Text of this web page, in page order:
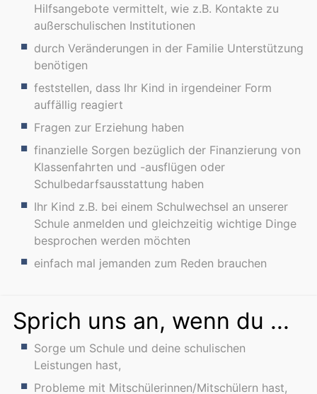
Hilfsangebote vermittelt, wie z.B. Kontakte zu
außerschulischen Institutionen
durch Veränderungen in der Familie Unterstützung
benötigen
feststellen, dass Ihr Kind in irgendeiner Form
auffällig reagiert
Fragen zur Erziehung haben
finanzielle Sorgen bezüglich der Finanzierung von
Klassenfahrten und -ausflügen oder
Schulbedarfsausstattung haben
Ihr Kind z.B. bei einem Schulwechsel an unserer
Schule anmelden und gleichzeitig wichtige Dinge
besprochen werden möchten
einfach mal jemanden zum Reden brauchen
Sprich uns an, wenn du ...
Sorge um Schule und deine schulischen
Leistungen hast,
Probleme mit Mitschülerinnen/Mitschülern hast,